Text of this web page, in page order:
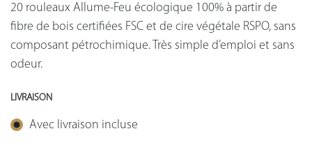
20 rouleaux Allume-Feu écologique 100% à partir de
fibre de bois certifiées FSC et de cire végétale RSPO, sans
composant pétrochimique. Très simple d’emploi et sans
odeur.
LIVRAISON
Avec livraison incluse